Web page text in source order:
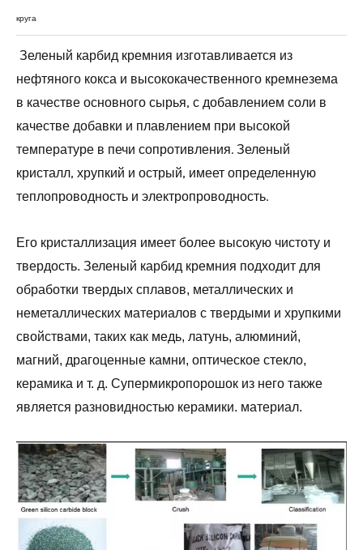
круга
Зеленый карбид кремния изготавливается из
нефтяного кокса и высококачественного кремнезема
в качестве основного сырья, с добавлением соли в
качестве добавки и плавлением при высокой
температуре в печи сопротивления. Зеленый
кристалл, хрупкий и острый, имеет определенную
теплопроводность и электропроводность.
Его кристаллизация имеет более высокую чистоту и
твердость. Зеленый карбид кремния подходит для
обработки твердых сплавов, металлических и
неметаллических материалов с твердыми и хрупкими
свойствами, таких как медь, латунь, алюминий,
магний, драгоценные камни, оптическое стекло,
керамика и т. д. Супермикропорошок из него также
является разновидностью керамики. материал.